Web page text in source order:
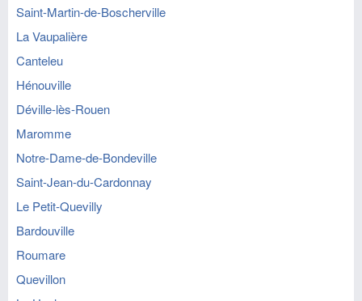
Saint-Martin-de-Boscherville
La Vaupalière
Canteleu
Hénouville
Déville-lès-Rouen
Maromme
Notre-Dame-de-Bondeville
Saint-Jean-du-Cardonnay
Le Petit-Quevilly
Bardouville
Roumare
Quevillon